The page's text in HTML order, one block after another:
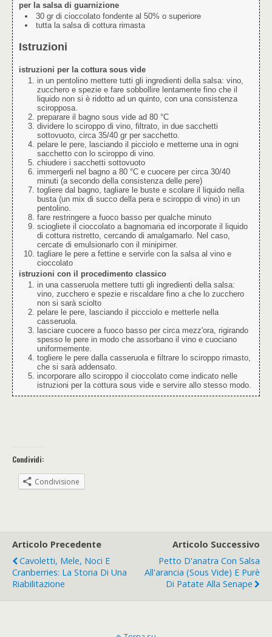
per la salsa di guarnizione
30 gr di cioccolato fondente al 50% o superiore
tutta la salsa di cottura rimasta
Istruzioni
istruzioni per la cottura sous vide
in un pentolino mettere tutti gli ingredienti della salsa: vino,
zucchero e spezie e fare sobbollire lentamente fino che il
liquido non si è ridotto ad un quinto, con una consistenza
sciropposa.
preparare il bagno sous vide ad 80 °C
dividere lo sciroppo di vino, filtrato, in due sacchetti
sottovuoto, circa 35/40 gr per sacchetto.
pelare le pere, lasciando il picciolo e metterne una in ogni
sacchetto con lo sciroppo di vino.
chiudere i sacchetti sottovuoto
immergerli nel bagno a 80 °C e cuocere per circa 30/40
minuti (a secondo della consistenza delle pere)
togliere dal bagno, tagliare le buste e scolare il liquido nella
busta (un mix di succo della pera e sciroppo di vino) in un
pentolino.
fare restringere a fuoco basso per qualche minuto
sciogliete il cioccolato a bagnomaria ed incorporate il liquido
di cottura ristretto, cercando di amalgamarlo. Nel caso,
cercate di emulsionarlo con il minipimer.
tagliare le pere a fettine e servirle con la salsa al vino e
cioccolato
istruzioni con il procedimento classico
in una casseruola mettere tutti gli ingredienti della salsa:
vino, zucchero e spezie e riscaldare fino a che lo zucchero
non si sarà sciolto
pelare le pere, lasciando il piccciolo e metterle nella
casseruola.
lasciare cuocere a fuoco basso per circa mezz'ora, rigirando
spesso le pere in modo che assorbano il vino e cuociano
uniformemente.
togliere le pere dalla casseruola e filtrare lo sciroppo rimasto,
che si sarà addensato.
incorporare allo sciroppo il cioccolato come indicato nelle
istruzioni per la cottura sous vide e servire allo stesso modo.
Condividi:
Condivisione
Articolo Precedente
Cavoletti, Mele, Noci E
Cranberries: La Storia Di Una
Riabilitazione
Articolo Successivo
Petto D'anatra Con Salsa
All'arancia (sous Vide) E Purè
Di Patate Alla Senape